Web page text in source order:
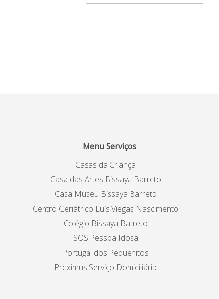
Menu Serviços
Casas da Criança
Casa das Artes Bissaya Barreto
Casa Museu Bissaya Barreto
Centro Geriátrico Luís Viegas Nascimento
Colégio Bissaya Barreto
SOS Pessoa Idosa
Portugal dos Pequenitos
Proximus Serviço Domiciliário